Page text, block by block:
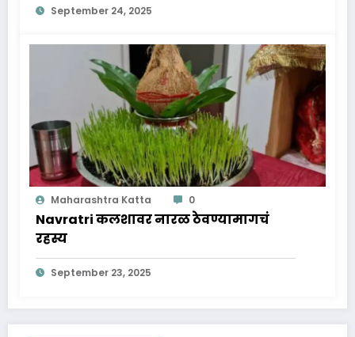
September 24, 2025
Maharashtra Katta 0
Navratri कलशावर नारळ ठेवण्यामागचं
रहस्य
September 23, 2025